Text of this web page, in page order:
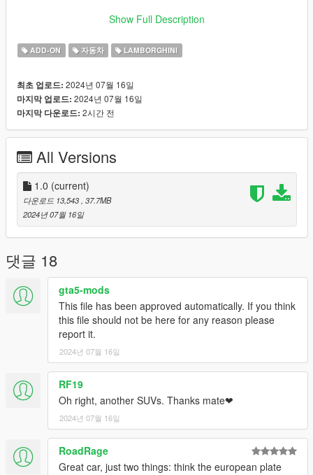
-Correct turn signal lights, reverse lights, and other light
-Correct body type
-The correct car trunk
-Accurate exterior lights
-Real steering wheel angle
Original color=body color
Secondary color=suture color
Wheel color=caliper color
Internal color=Leather color
-------------------------------------------------------
-模型来自于CSR2
-完全工作的仪表板（一切正常）HD
-内部可以更改颜色
-汽车制动卡钳可以变色
-HD后视镜
Show Full Description
ADD-ON 자동차 LAMBORGHINI
최초 업로드: 2024년 07월 16일
마지막 업로드: 2024년 07월 16일
마지막 다운로드: 2시간 전
All Versions
1.0 (current)
다운로드 13,543 , 37.7MB
2024년 07월 16일
댓글 18
gta5-mods
This file has been approved automatically. If you think
this file should not be here for any reason please
report it.
2024년 07월 16일
RF19
Oh right, another SUVs. Thanks mate❤
2024년 07월 16일
RoadRage
Great car, just two things: think the european plate